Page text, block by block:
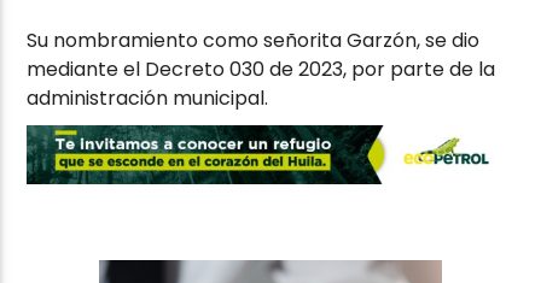
Su nombramiento como señorita Garzón, se dio
mediante el Decreto 030 de 2023, por parte de la
administración municipal.